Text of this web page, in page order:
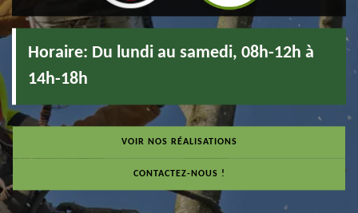
Horaire: Du lundi au samedi, 08h-12h à
14h-18h
VOIR NOS RÉALISATIONS
CONTACTEZ-NOUS !